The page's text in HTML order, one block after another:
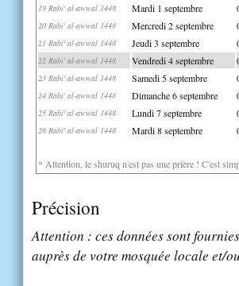
19 Rabi' al-awwal 1448 Mardi 1 septembre
20 Rabi' al-awwal 1448 Mercredi 2 septembre
21 Rabi' al-awwal 1448 Jeudi 3 septembre
22 Rabi' al-awwal 1448 Vendredi 4 septembre
23 Rabi' al-awwal 1448 Samedi 5 septembre
24 Rabi' al-awwal 1448 Dimanche 6 septembre
25 Rabi' al-awwal 1448 Lundi 7 septembre
26 Rabi' al-awwal 1448 Mardi 8 septembre
* Attention, le shuruq n'est pas une prière ! C'est
Précision
Attention : ces données sont
auprès de votre mosquée locale et/